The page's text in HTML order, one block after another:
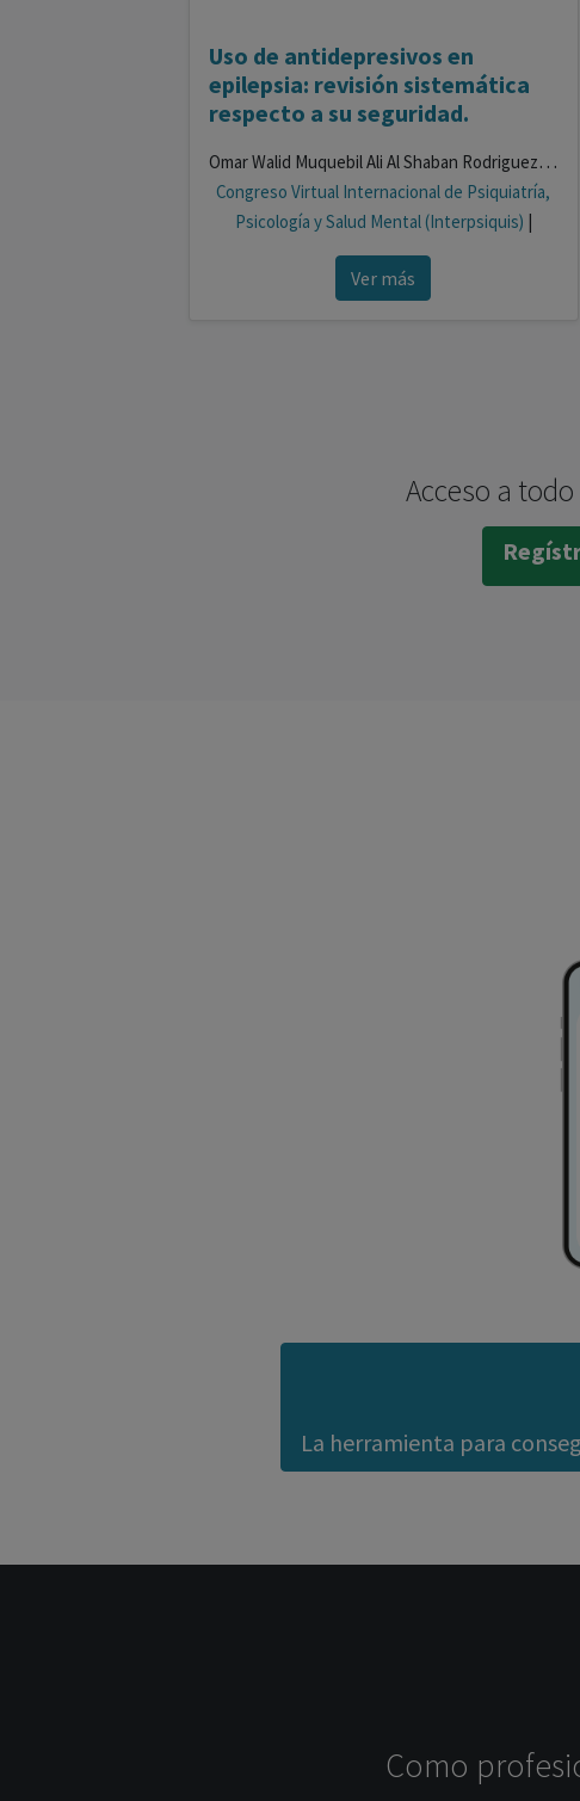
Uso de antidepresivos en
epilepsia: revisión sistemática
respecto a su seguridad.
Omar Walid Muquebil Ali Al Shaban Rodriguez, Sergio Ocio León, Mario Javier Hernández González, Manuel Gómez Simón, Maria Aida Fernández Menéndez, Laura Pérez Gómez, Danny Francisco Frías Ortiz
Congreso Virtual Internacional de Psiquiatría,
Psicología y Salud Mental (Interpsiquis) |
Ver más
Acceso a
La herramienta para
Como